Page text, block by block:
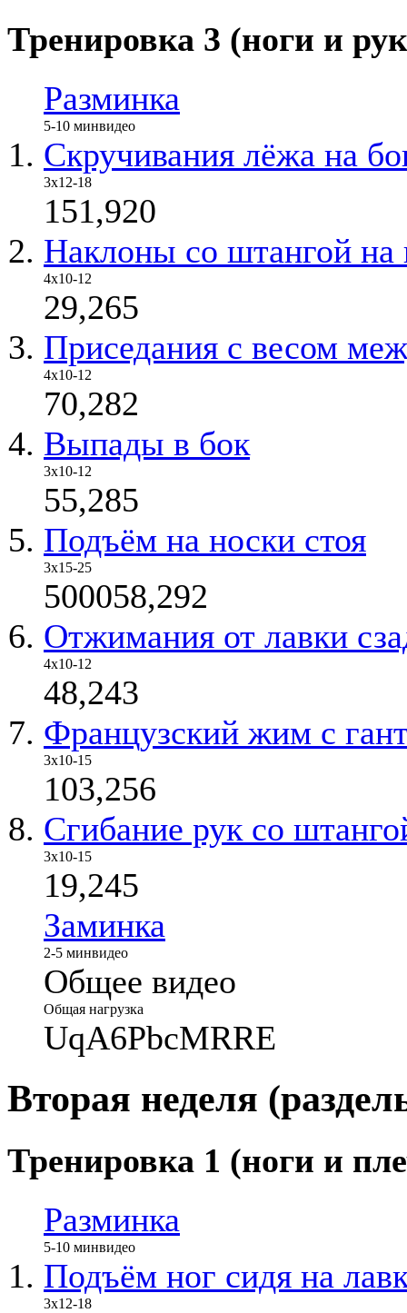
Тренировка 3 (ноги и
Разминка
5-10 минвидео
Скручивания лёжа на
3х12-18
151,920
Наклоны со штангой на
4х10-12
29,265
Приседания с весом
4х10-12
70,282
Выпады в бок
3х10-12
55,285
Подъём на носки стоя
3x15-25
500058,292
Отжимания от лавки
4х10-12
48,243
Французский жим с
3х10-15
103,256
Сгибание рук со
3х10-15
19,245
Заминка
2-5 минвидео
Общее видео
Общая нагрузка
UqA6PbcMRRE
Вторая неделя
Тренировка 1 (ноги и
Разминка
5-10 минвидео
Подъём ног сидя на
3х12-18